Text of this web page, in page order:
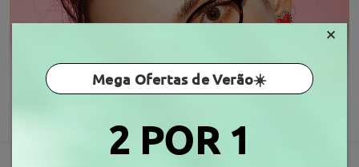
×
Mega Ofertas de Verão☀️
2 POR 1